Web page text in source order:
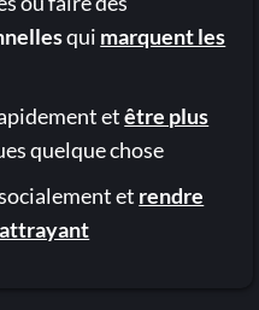
qui marquent les
etêtre plus
quelque chose
et rendre